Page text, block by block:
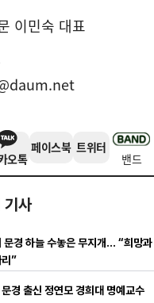
이민숙 대표
오톡
페이스북 트위터
밴드
기사
문경 하늘 수놓은 무지개… “희망
”
경 출신 정연모 경희대 명예교수